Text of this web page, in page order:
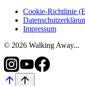
Cookie-Richtlinie
Impressum
© 2026 Walking Away...